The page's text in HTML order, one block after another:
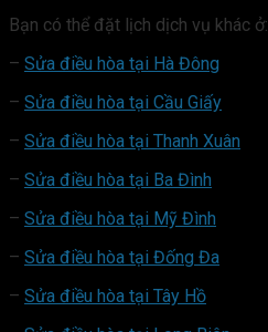
Bạn có thể đặt lịch dịch vụ khác ở:
– Sửa điều hòa tại Hà Đông
– Sửa điều hòa tại Cầu Giấy
– Sửa điều hòa tại Thanh Xuân
– Sửa điều hòa tại Ba Đình
– Sửa điều hòa tại Mỹ Đình
– Sửa điều hòa tại Đống Đa
– Sửa điều hòa tại Tây Hồ